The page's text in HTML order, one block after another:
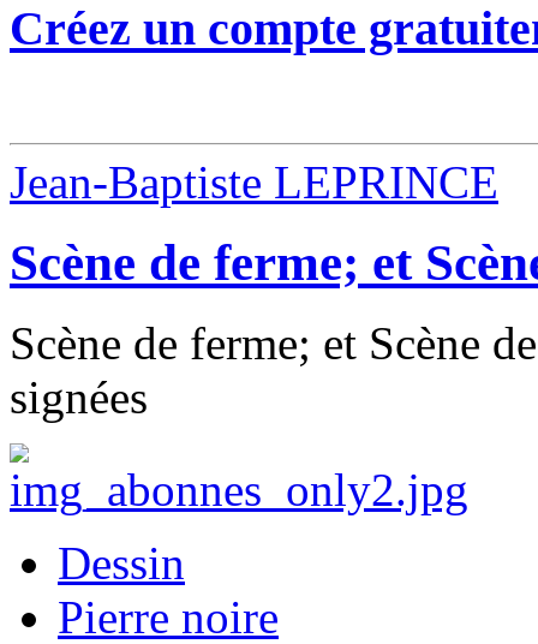
Créez un compte
Jean-Baptiste LEPRINCE
Scène de ferme; et
Scène de ferme; et Scène
signées
Dessin
Pierre noire